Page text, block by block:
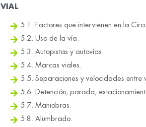
VIAL
5.1. Factores que intervienen en la
5.2. Uso de la vía.
5.3. Autopistas y autovías.
5.4. Marcas viales.
5.5. Separaciones y velocidades entre
5.6. Detención, parada,
5.7. Maniobras.
5.8. Alumbrado.